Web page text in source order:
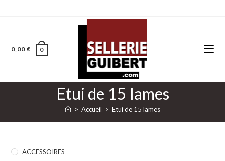
0,00€ 0
Etui de 15 lames
> Accueil > Etui de 15 lames
ACCESSOIRES